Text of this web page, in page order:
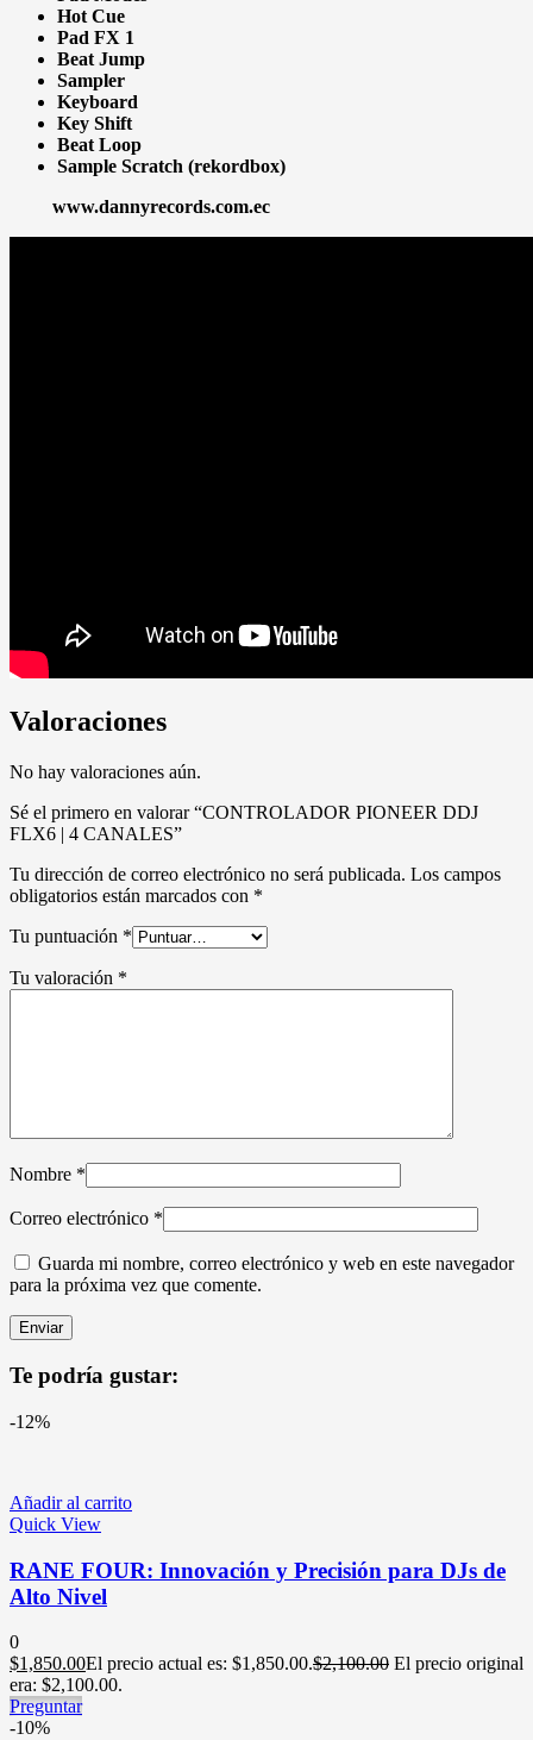
Hot Cue
Pad FX 1
Beat Jump
Sampler
Keyboard
Key Shift
Beat Loop
Sample Scratch (rekordbox)
www.dannyrecords.com.ec
Valoraciones
No hay valoraciones aún.
Sé el primero en valorar “CONTROLADOR PIONEER DDJ
FLX6 | 4 CANALES”
Tu dirección de correo electrónico no será publicada. Los campos
obligatorios están marcados con *
Tu puntuación *
Tu valoración *
Nombre *
Correo electrónico *
Guarda mi nombre, correo electrónico y web en este navegador
para la próxima vez que comente.
Te podría gustar:
-12%
Añadir al carrito
Quick View
RANE FOUR: Innovación y Precisión para DJs de
Alto Nivel
0
$1,850.00El precio actual es: $1,850.00.$2,100.00 El precio original
era: $2,100.00.
Preguntar
-10%